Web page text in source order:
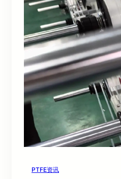
PTFE资讯